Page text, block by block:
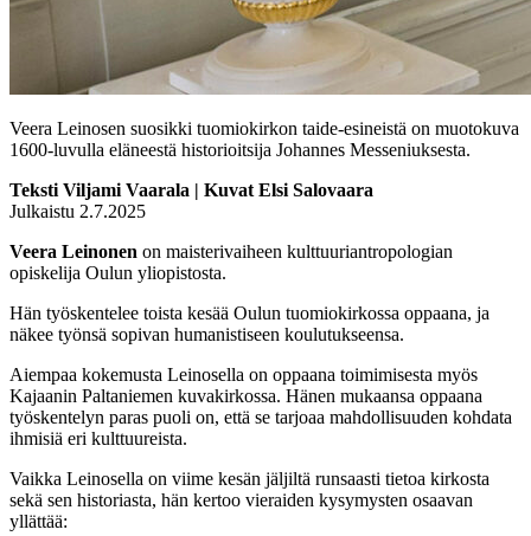
Veera Leinosen suosikki tuomiokirkon taide-esineistä on muotokuva
1600-luvulla eläneestä historioitsija Johannes Messeniuksesta.
Teksti Viljami Vaarala | Kuvat Elsi Salovaara
Julkaistu 2.7.2025
Veera Leinonen on maisterivaiheen kulttuuriantropologian
opiskelija Oulun yliopistosta.
Hän työskentelee toista kesää Oulun tuomiokirkossa oppaana, ja
näkee työnsä sopivan humanistiseen koulutukseensa.
Aiempaa kokemusta Leinosella on oppaana toimimisesta myös
Kajaanin Paltaniemen kuvakirkossa. Hänen mukaansa oppaana
työskentelyn paras puoli on, että se tarjoaa mahdollisuuden kohdata
ihmisiä eri kulttuureista.
Vaikka Leinosella on viime kesän jäljiltä runsaasti tietoa kirkosta
sekä sen historiasta, hän kertoo vieraiden kysymysten osaavan
yllättää: